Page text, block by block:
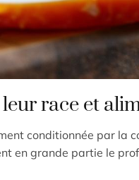
race et
conditionnée par la
en grande partie le